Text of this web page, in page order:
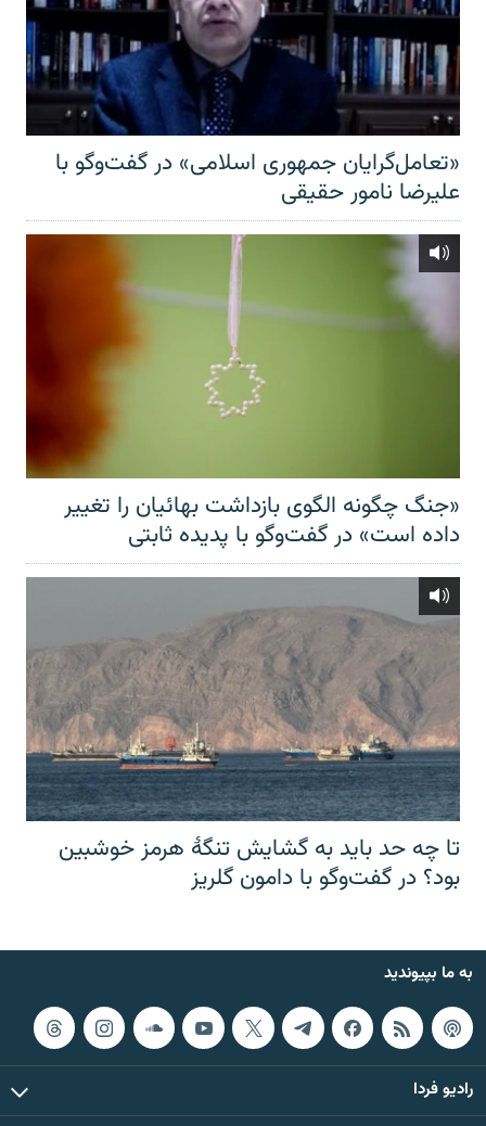
«تعامل‌گرایان جمهوری اسلامی» در گفت‌وگو با
علیرضا نامور حقیقی
«جنگ چگونه الگوی بازداشت بهائیان را تغییر
داده است» در گفت‌وگو با پدیده ثابتی
تا چه حد باید به گشایش تنگهٔ هرمز خوشبین
بود؟ در گفت‌وگو با دامون گلریز
به ما بپیوندید
رادیو فردا